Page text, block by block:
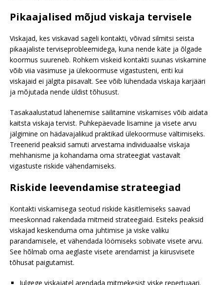
Pikaajalised mõjud viskaja tervisele
Viskajad, kes viskavad sageli kontakti, võivad silmitsi seista
pikaajaliste terviseprobleemidega, kuna nende käte ja õlgade
koormus suureneb. Rohkem viskeid kontakti suunas viskamine
võib viia väsimuse ja ülekoormuse vigastusteni, eriti kui
viskajaid ei jälgita piisavalt. See võib lühendada viskaja karjääri
ja mõjutada nende üldist tõhusust.
Tasakaalustatud lähenemise säilitamine viskamises võib aidata
kaitsta viskaja tervist. Puhkepäevade lisamine ja visete arvu
jälgimine on hädavajalikud praktikad ülekoormuse vältimiseks.
Treenerid peaksid samuti arvestama individuaalse viskaja
mehhanisme ja kohandama oma strateegiat vastavalt
vigastuste riskide vähendamiseks.
Riskide leevendamise strateegiad
Kontakti viskamisega seotud riskide käsitlemiseks saavad
meeskonnad rakendada mitmeid strateegiaid. Esiteks peaksid
viskajad keskenduma oma juhtimise ja viske valiku
parandamisele, et vähendada löömiseks sobivate visete arvu.
See hõlmab oma aeglaste visete arendamist ja kiirusvisete
tõhusat paigutamist.
Julgege viskajatel arendada mitmekesist viske repertuaari.